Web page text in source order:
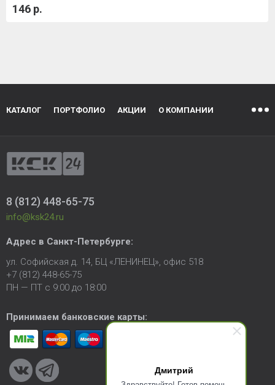
Дмитрий
146 р.
КАТАЛОГ ПОРТФОЛИО АКЦИИ О КОМПАНИИ
8 (812) 448-65-75
info@ksk24.ru
Адрес в Санкт-Петербурге:
ул. Софийская д. 14, БЦ «ЛЕНИНЕЦ», офис 518
+7 (812) 448-65-75
ПН — ПТ с 9:00 до 18:00
Принимаем банковские карты: